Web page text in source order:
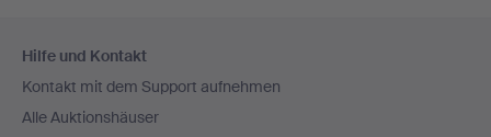
Navigation
Hilfe und Kontakt
Kontakt mit dem Support aufnehmen
Alle Auktionshäuser